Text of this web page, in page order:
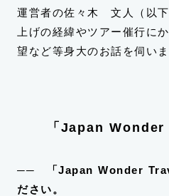
運営者の佐々木 文人（以
上げの経緯やツアー催行に
望など等身大のお話を伺いま
「Japan Wonder
── 「Japan Wonder
ださい。